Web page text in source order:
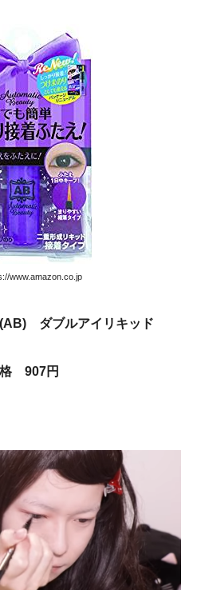
www.amazon.co.jp
ダブルアイリキッド
907円